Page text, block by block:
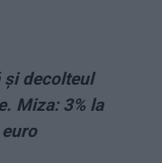
și decolteul
Miza: 3% la